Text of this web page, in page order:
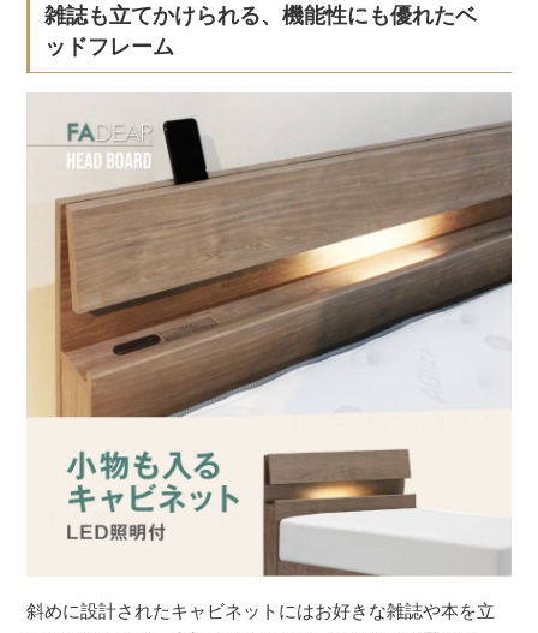
雑誌も立てかけられる、機能性にも優れたベ
ッドフレーム
斜めに設計されたキャビネットにはお好きな雑誌や本を立